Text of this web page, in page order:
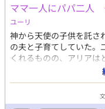
ママ一人にパパ二人
ユーリ
神から天使の子供を託さ
の夫と子育てしていた。
くれるものの、アリアは
姿でも変わらず愛して
×天使の妻「僕はあまり
初の事例であるママ一
も子育てがんばります！